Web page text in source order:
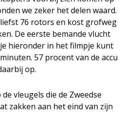
we zeker het delen waard.
76 rotors en kost grofweg
De eerste bemande vlucht
hieronder in het filmpje kunt
57 procent van de accu
op.
vleugels die de Zweedse
zakken aan het eind van zijn